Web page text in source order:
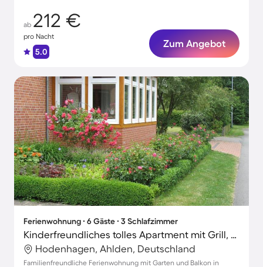
ab 212 €
pro Nacht
5.0
Zum Angebot
Ferienwohnung ∙ 6 Gäste ∙ 3 Schlafzimmer
Kinderfreundliches tolles Apartment mit Grill, Garten und Terrasse
Hodenhagen, Ahlden, Deutschland
Familienfreundliche Ferienwohnung mit Garten und Balkon in